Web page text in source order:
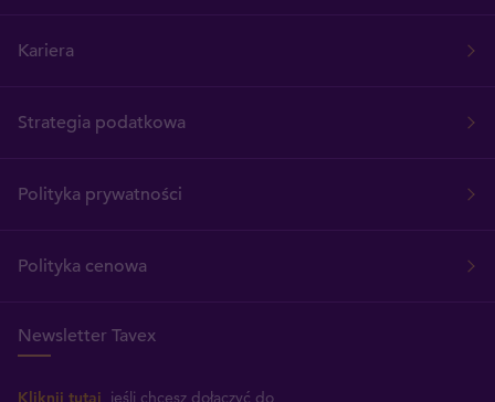
Kariera
Strategia podatkowa
Polityka prywatności
Polityka cenowa
Newsletter Tavex
Kliknij tutaj , jeśli chcesz dołączyć do